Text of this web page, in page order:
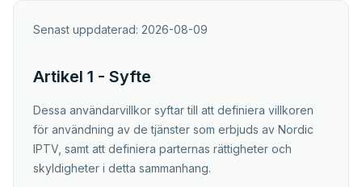
Senast uppdaterad: 2026-08-09
Artikel 1 - Syfte
Dessa användarvillkor syftar till att definiera villkoren
för användning av de tjänster som erbjuds av Nordic
IPTV, samt att definiera parternas rättigheter och
skyldigheter i detta sammanhang.